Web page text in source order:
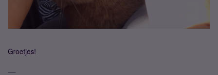
Groetjes!